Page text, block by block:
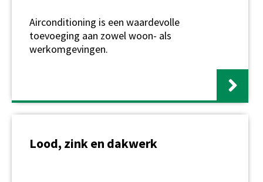
Airconditioning is een waardevolle
toevoeging aan zowel woon- als
werkomgevingen.
Lood, zink en dakwerk